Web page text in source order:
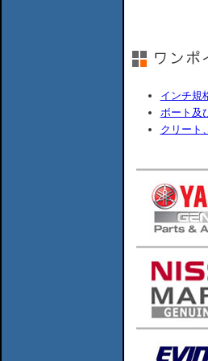
インチ規
ボート及
クリート